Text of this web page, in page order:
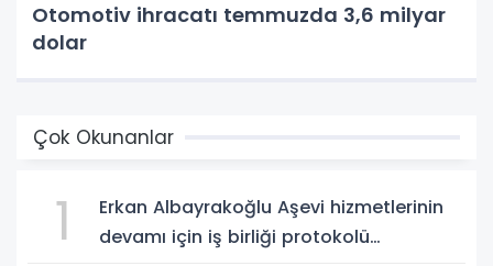
Otomotiv ihracatı temmuzda 3,6 milyar
dolar
Çok Okunanlar
1
Erkan Albayrakoğlu Aşevi hizmetlerinin
devamı için iş birliği protokolü